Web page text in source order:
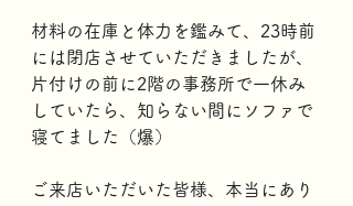
材料の在庫と体力を鑑みて、23時前
には閉店させていただきましたが、
片付けの前に2階の事務所で一休み
していたら、知らない間にソファで
寝てました（爆）
ご来店いただいた皆様、本当にあり